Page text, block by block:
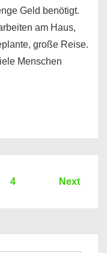
Geld benötigt.
am Haus,
große Reise.
Menschen
4 Next